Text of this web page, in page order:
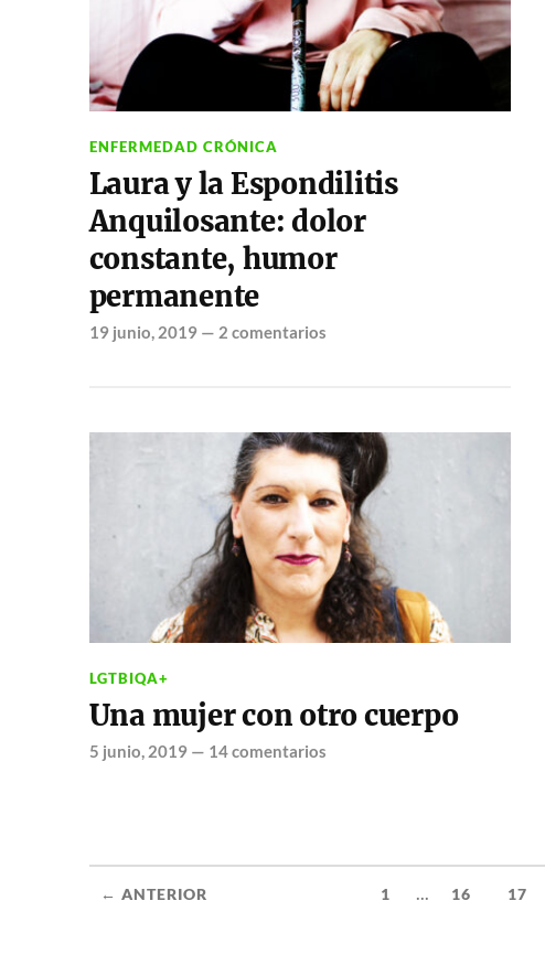
ENFERMEDAD CRÓNICA
Laura y la Espondilitis
Anquilosante: dolor
constante, humor
permanente
19 junio, 2019— 2 comentarios
LGTBIQA+
Una mujer con otro cuerpo
5 junio, 2019— 14 comentarios
← ANTERIOR 1 ... 16 17